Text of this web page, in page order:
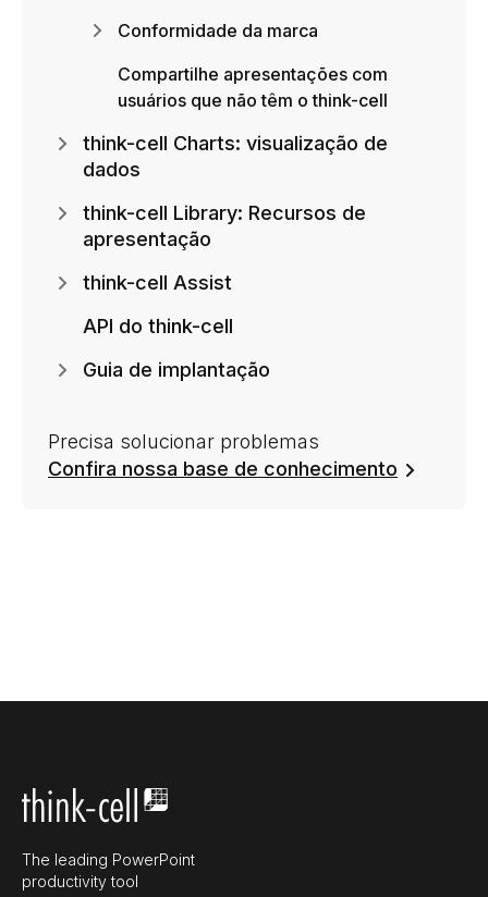
Conformidade da marca
Compartilhe apresentações com
usuários que não têm o think-cell
think-cell Charts: visualização de
dados
think-cell Library: Recursos de
apresentação
think-cell Assist
API do think-cell
Guia de implantação
Precisa solucionar problemas
Confira nossa base de conhecimento
The leading PowerPoint
productivity tool